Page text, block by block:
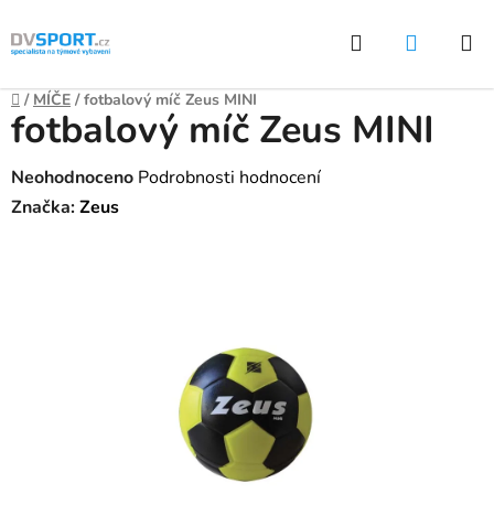
Přejít
na
Hledat
Domů
/ MÍČE / fotbalový míč Zeus MINI
fotbalový míč Zeus MINI
Průměrné
hodnocení
Neohodnoceno Podrobnosti hodnocení
Značka:Zeus